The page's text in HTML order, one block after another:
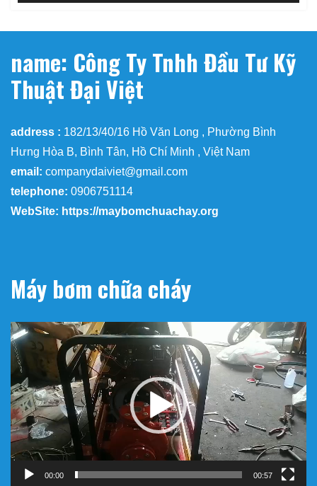
name: Công Ty Tnhh Đầu Tư Kỹ
Thuật Đại Việt
address : 182/13/40/16 Hồ Văn Long , Phường Bình
Hưng Hòa B, Bình Tân, Hồ Chí Minh , Việt Nam
email: companydaiviet@gmail.com
telephone: 0906751114
WebSite: https://maybomchuachay.org
Máy bơm chữa cháy
Trình
chơi
Video
00:00 00:57